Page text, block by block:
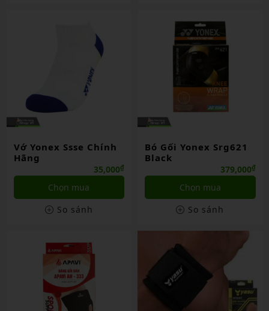
Vớ Yonex Ssse Chính
Hãng
35,000₫
Chọn mua
So sánh
Bó Gối Yonex Srg621
Black
379,000₫
Chọn mua
So sánh